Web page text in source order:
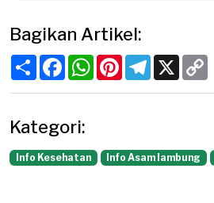
Bagikan Artikel:
ShareFacebookWhatsApp
PinterestTelegram
X
Kategori:
Info Kesehatan Info Asam lambung